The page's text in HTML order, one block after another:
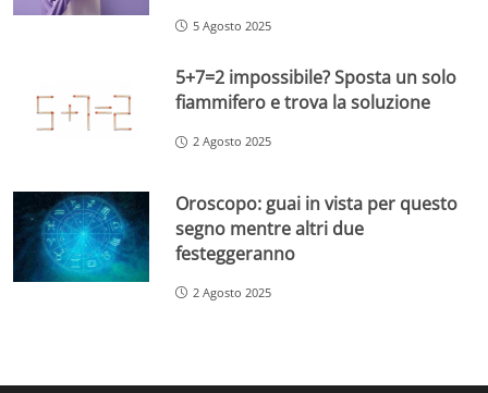
5 Agosto 2025
5+7=2 impossibile? Sposta un solo
fiammifero e trova la soluzione
2 Agosto 2025
Oroscopo: guai in vista per questo
segno mentre altri due
festeggeranno
2 Agosto 2025